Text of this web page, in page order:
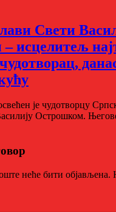
Свети
исцелитељ
је чудотворцу
Острошком.
неће бити објављена.